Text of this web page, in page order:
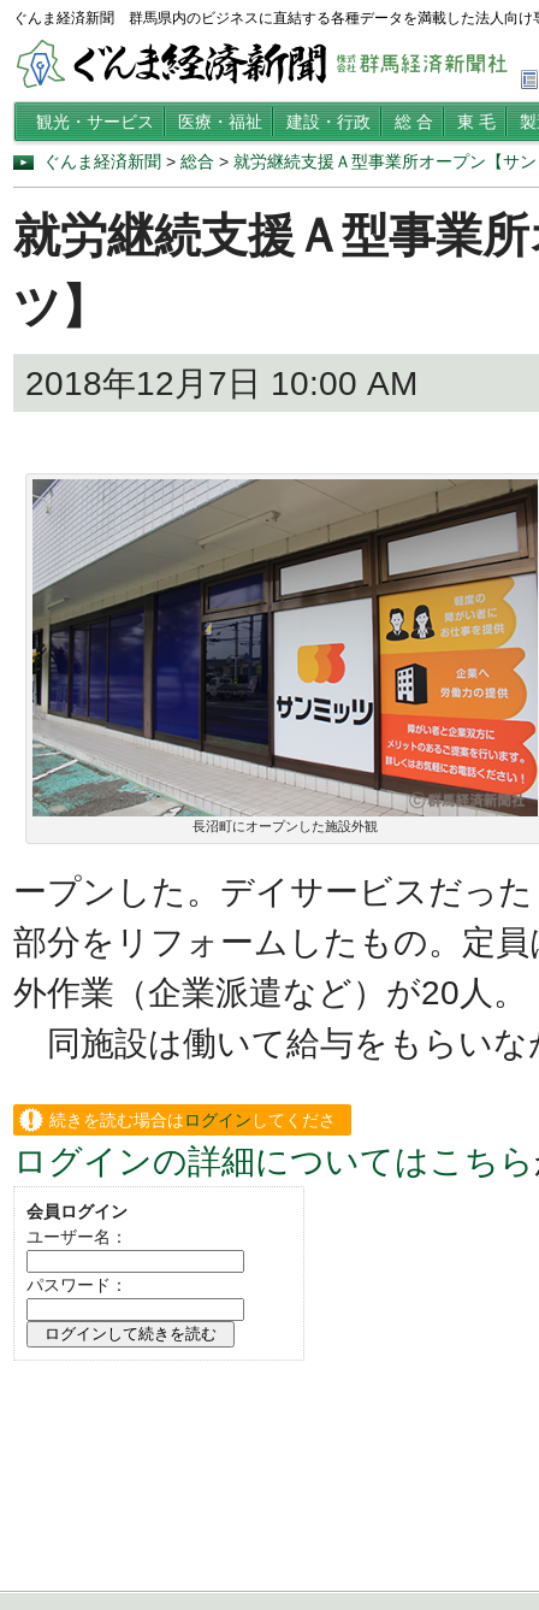
ぐんま経済新聞 群馬県内のビジネスに直結する各種データを満載した法人向け
観光・サービス 医療・福祉 建設・行政 総 合 東 毛
ぐんま経済新聞 > 総合 > 就労継続支援Ａ型事業所オープン【サ
就労継続支援Ａ型事業
ツ】
2018年12月7日 10:00 AM
長沼町にオープンした施設外観
ープンした。デイサービスだっ
部分をリフォームしたもの。定
外作業（企業派遣など）が20人。
同施設は働いて給与をもらいな
続きを読む場合はログイン してくださ
い。
ログインの詳細についてはこちら
会員ログイン
ユーザー名：
パスワード：